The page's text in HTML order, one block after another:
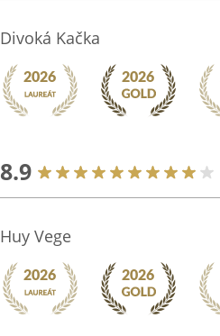
Divoká Kačka
8.9
Huy Vege